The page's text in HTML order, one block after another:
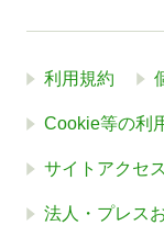
利用規約
Cookie等の利
サイトアクセ
法人・プレス